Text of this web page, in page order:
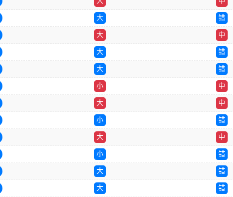
大 错
大 中
大 错
大 错
小 中
大 中
小 错
大 中
小 错
大 错
大 错